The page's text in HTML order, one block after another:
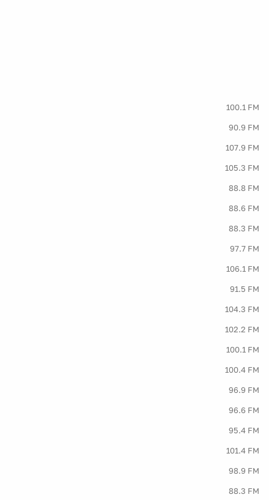
100.1 FM
90.9 FM
107.9 FM
105.3 FM
88.8 FM
88.6 FM
88.3 FM
97.7 FM
106.1 FM
91.5 FM
104.3 FM
102.2 FM
100.1 FM
100.4 FM
96.9 FM
96.6 FM
95.4 FM
101.4 FM
98.9 FM
88.3 FM